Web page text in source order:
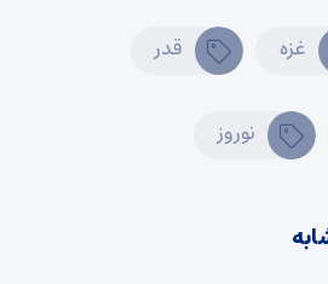
غزه قدر
نوروز